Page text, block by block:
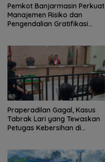
Pemkot Banjarmasin Perkuat
Manajemen Risiko dan
Pengendalian Gratifikasi
Praperadilan Gagal, Kasus
Tabrak Lari yang Tewaskan
Petugas Kebersihan di